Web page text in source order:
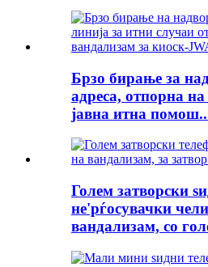
Брзо бирање за
адреса, отпорна
јавна итна
Голем затворски
не'рѓосувачки
вандализам, со